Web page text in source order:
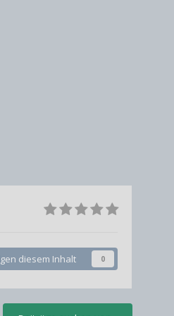
diesem Inhalt 0